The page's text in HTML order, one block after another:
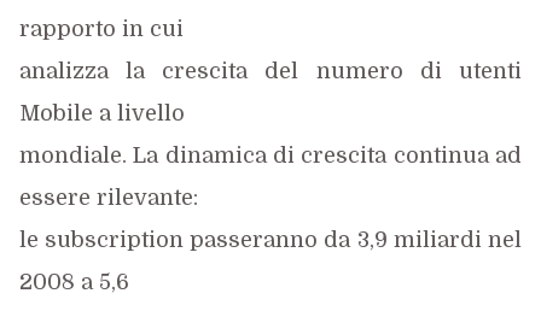
rapporto in cui
analizza la crescita del numero di utenti
Mobile a livello
mondiale. La dinamica di crescita continua ad
essere rilevante:
le subscription passeranno da 3,9 miliardi nel
2008 a 5,6